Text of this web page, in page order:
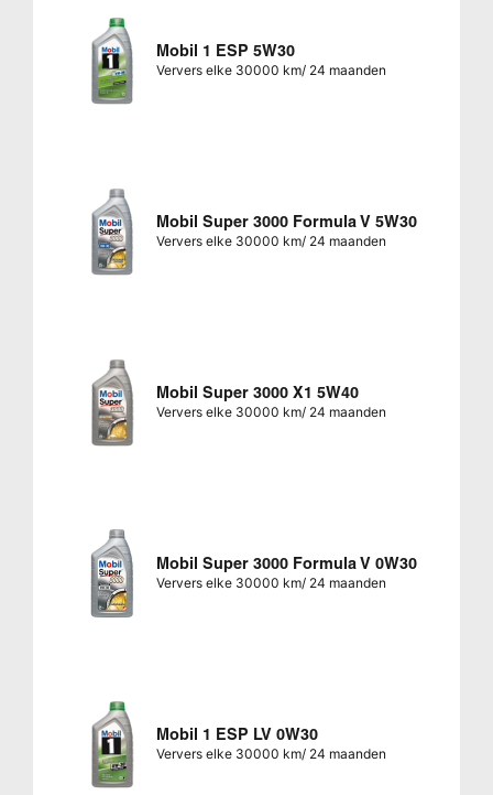
Mobil 1 ESP 5W30
Ververs elke 30000 km/ 24 maanden
Mobil Super 3000 Formula V 5W30
Ververs elke 30000 km/ 24 maanden
Mobil Super 3000 X1 5W40
Ververs elke 30000 km/ 24 maanden
Mobil Super 3000 Formula V 0W30
Ververs elke 30000 km/ 24 maanden
Mobil 1 ESP LV 0W30
Ververs elke 30000 km/ 24 maanden